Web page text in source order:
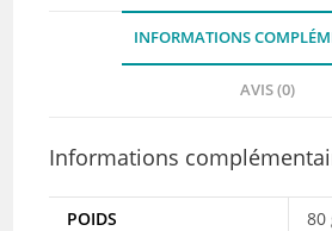
Stamping
INFORMATIONS
AVIS (0)
Informations
POIDS 80